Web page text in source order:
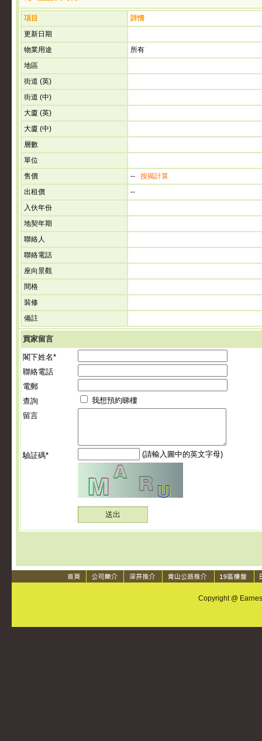
項目
詳情
更新日期
物業用途
所有
地區
街道 (英)
街道 (中)
大廈 (英)
大廈 (中)
層數
單位
售價
-- 按揭計算
出租價
--
入伙年份
地契年期
聯絡人
聯絡電話
座向景觀
間格
裝修
備註
買家留言
閣下姓名*
聯絡電話
電郵
查詢
我想預約睇樓
留言
驗証碼* (請輸入圖中的英文字母)
Copyright @